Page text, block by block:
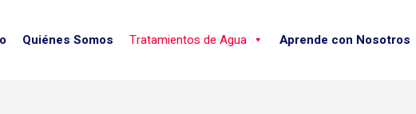
Quiénes Somos Tratamientos de Agua Aprende con Nosotros